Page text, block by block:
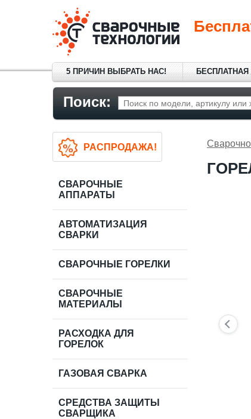
5 ПРИЧИН ВЫБРАТЬ НАС!
Поиск:
РАСПРОДАЖА!
СВАРОЧНЫЕ
АППАРАТЫ
АВТОМАТИЗАЦИЯ
СВАРКИ
СВАРОЧНЫЕ ГОРЕЛКИ
СВАРОЧНЫЕ
МАТЕРИАЛЫ
РАСХОДКА ДЛЯ
ГОРЕЛОК
ГАЗОВАЯ СВАРКА
СРЕДСТВА ЗАЩИТЫ
СВАРЩИКА